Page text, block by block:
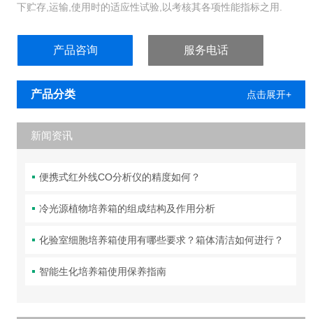
下贮存,运输,使用时的适应性试验,以考核其各项性能指标之用.
产品咨询 服务电话
产品分类 点击展开+
新闻资讯
便携式红外线CO分析仪的精度如何？
冷光源植物培养箱的组成结构及作用分析
化验室细胞培养箱使用有哪些要求？箱体清洁如何进行？
智能生化培养箱使用保养指南